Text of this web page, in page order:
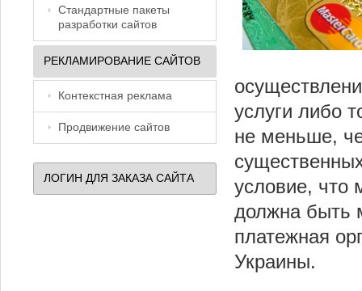
Стандартные пакеты
разработки сайтов
РЕКЛАМИРОВАНИЕ САЙТОВ
Контекстная реклама
Продвижение сайтов
ЛОГИН ДЛЯ ЗАКАЗА САЙТА
услуги либо
не меньше,
условие, что
должна быть
платежная
Украины.